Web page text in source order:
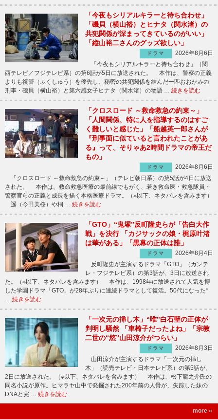
「今夜もシリアルキラーと待ち合わせ」
「磯貝（横山裕）とヒナタ（関水渚）の
共犯関係が深まってきているのがいい」
「縦山裕二さんのグッズ欲しい」
ドラマ
2026年8月6日
「今夜もシリアルキラーと待ち合わせ」（関
西テレビ／フジテレビ系）の第6話が5日に放送された。 本作は、警察の正義
よりも復讐（ふくしゅう）を優先し、秘密の共犯関係を結んだ一匹おおかみの
刑事・磯貝（横山裕）と第六感女子ヒナタ（関水渚）の物語 … 続きを読む
「クロスロード ～救命救急の約束～」
「人間関係、特に人を指導するのはすご
く難しいと感じた」「船越英一郎さんが
『刑事面に似ていると言われたことがあ
る』って、そりゃあ2時間ドラマの帝王だ
もの」
ドラマ
2026年8月6日
「クロスロード ～救命救急の約束～」（テレビ朝日系）の第5話が4日に放送
された。 本作は、救命救急医療の最前線でもがく、若き救命医・救急隊員・
警察官らの正義と成長を描く本格医療ドラマ。（※以下、ネタバレを含みます）
遥（今田美桜）や桐 … 続きを読む
「GTO」“鬼塚”反町隆史らが「告白大作
戦」を決行 「カジサックの娘・梶原叶渚
は華がある」「黒幕の正体は誰」
ドラマ
2026年8月4日
反町隆史が主演するドラマ「GTO」（カンテ
レ・フジテレビ系）の第3話が、3日に放送され
た。（※以下、ネタバレを含みます） 本作は、1998年に放送されて人気を博
した学園ドラマ「GTO」が28年ぶりに連続ドラマとして復活。50代になった“
続きを読む
「一次元の挿し木」“唯”白石聖の正体が
判明し騒然 「車椅子だったよね」「宗教
二世の“悠”山田涼介がつらい」
ドラマ
2026年8月3日
山田涼介が主演するドラマ「一次元の挿し
木」（読売テレビ・日本テレビ系）の第5話が、
2日に放送された。（※以下、ネタバレを含みます） 本作は、松下龍之介氏の
同名小説が原作。ヒマラヤ山中で発掘された200年前の人骨が、失踪した妹の
DNAと完 … 続きを読む
more »